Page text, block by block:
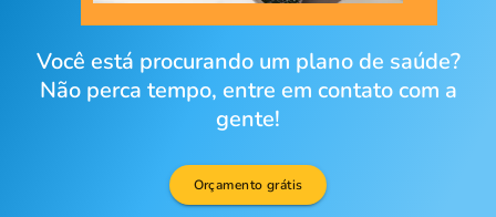
Você está procurando um plano de saúde?
Não perca tempo, entre em contato com a
gente!
Orçamento grátis